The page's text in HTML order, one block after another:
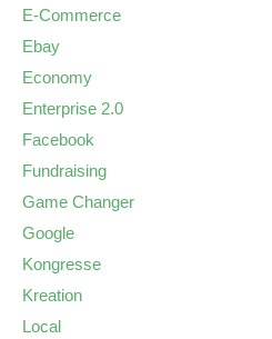
E-Commerce
Ebay
Economy
Enterprise 2.0
Facebook
Fundraising
Game Changer
Google
Kongresse
Kreation
Local